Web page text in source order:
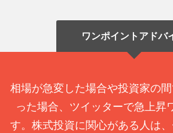
ワンポイントアドバ
相場が急変した場合や投資家の
った場合、ツイッターで急上昇
す。株式投資に関心がある人は